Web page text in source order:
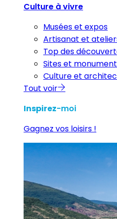
Culture à vivre
Musées et expos
Artisanat et
Top des
Sites et
Culture et
Tout voir
Inspirez-moi
Gagnez vos loisirs !